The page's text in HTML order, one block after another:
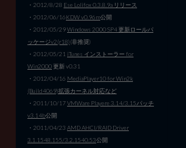
・2012/8/28 Ese Lolifox 0.3.8.9a リリース
・2012/06/16KDW v0.96m公開
・2012/05/29Windows 2000 SP4 更新ロールパ
ッケージv2(r18)(非推奨)
・2012/05/21 iTunes インストーラー for
Win2000更新 v0.31
・2012/04/16 MediaPlayer10 for Win2k
(Build4069)拡張カーネル対応など
・2011/10/17VMWare Playere 3.14/3.15パッチ
v3.14b公開
・2011/04/23 AMD AHCI/RAID Driver
3.1.1548.155/3.2.1540.53公開